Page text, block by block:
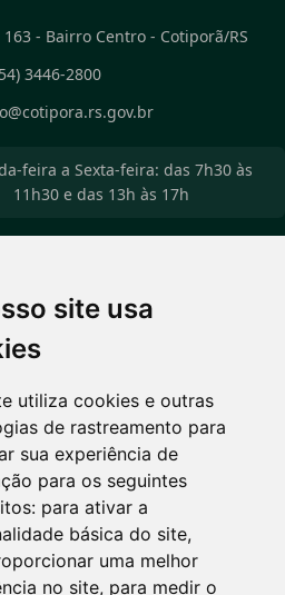
site usa
utiliza cookies e outras
de rastreamento para
sua experiência de
para os seguintes
para ativar a
básica do site,
uma melhor
no site, para medir o
- Bairro Centro - Cotiporã/RS
3446-2800
feira a Sexta-feira: das 7h30 às
11h30 e das 13h às 17h
DO TEMPO
4°C
limpo
14° • Mín: 2°